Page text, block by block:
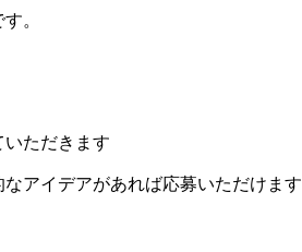
。
ただきます
アイデアがあれば応募いただけます